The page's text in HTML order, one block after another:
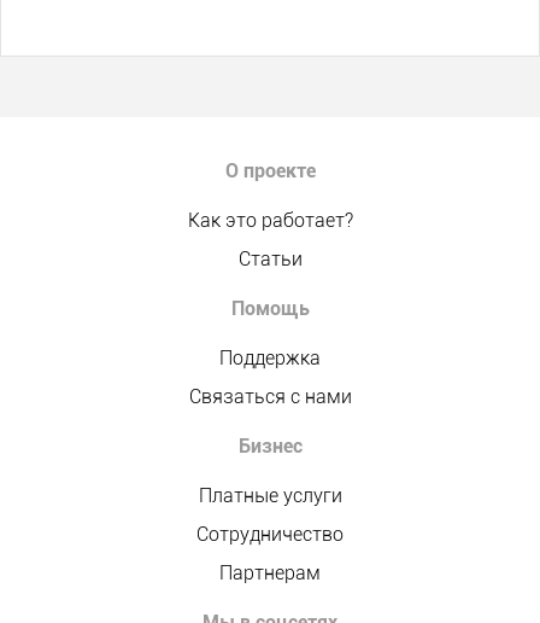
О проекте
Как это работает?
Статьи
Помощь
Поддержка
Связаться с нами
Бизнес
Платные услуги
Сотрудничество
Партнерам